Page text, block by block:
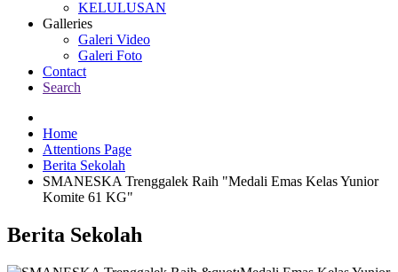
KELULUSAN
Galleries
Galeri Video
Galeri Foto
Contact
Search
Home
Attentions Page
Berita Sekolah
SMANESKA Trenggalek Raih "Medali Emas Kelas Yunior
Komite 61 KG"
Berita Sekolah